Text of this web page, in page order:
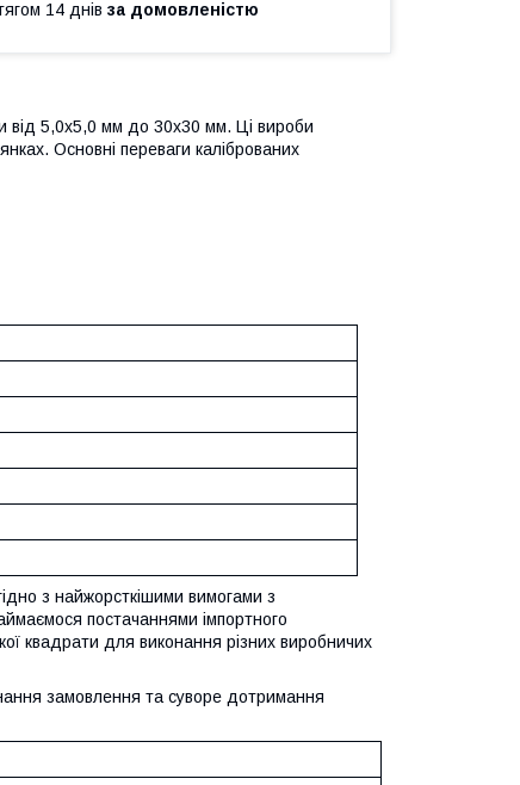
14 днів за домовленістю
від 5,0х5,0 мм до 30х30 мм. Ці вироби
Основні переваги каліброваних
з найжорсткішими вимогами з
постачаннями імпортного
квадрати для виконання різних виробничих
замовлення та суворе дотримання